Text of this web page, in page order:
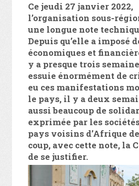
Ce jeudi 27 janvier 2022,
l’organisation sous-
une longue note
Depuis qu’elle a imposé
économiques et
y a presque trois
essuie énormément de
eu ces manifestations
le pays, il y a deux
aussi beaucoup de
exprimée par les
pays voisins d’Afrique de
coup, avec cette note, la
de se justifier.